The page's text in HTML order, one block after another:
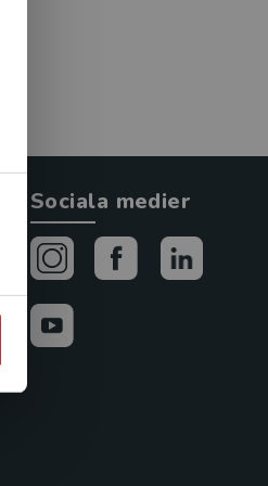
Sociala medier